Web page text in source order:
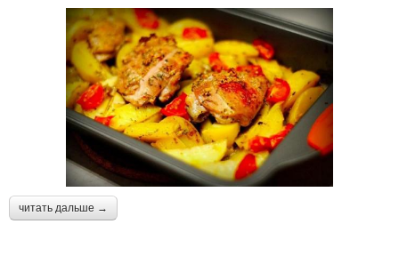
читать дальше →